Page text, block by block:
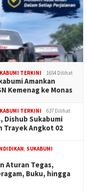
TERKINI 1654 Dilihat
Amankan
Kemenag ke Monas
TERKINI 637 Dilihat
Dishub Sukabumi
Trayek Angkot 02
, SUKABUMI
Aturan Tegas,
Buku, hingga